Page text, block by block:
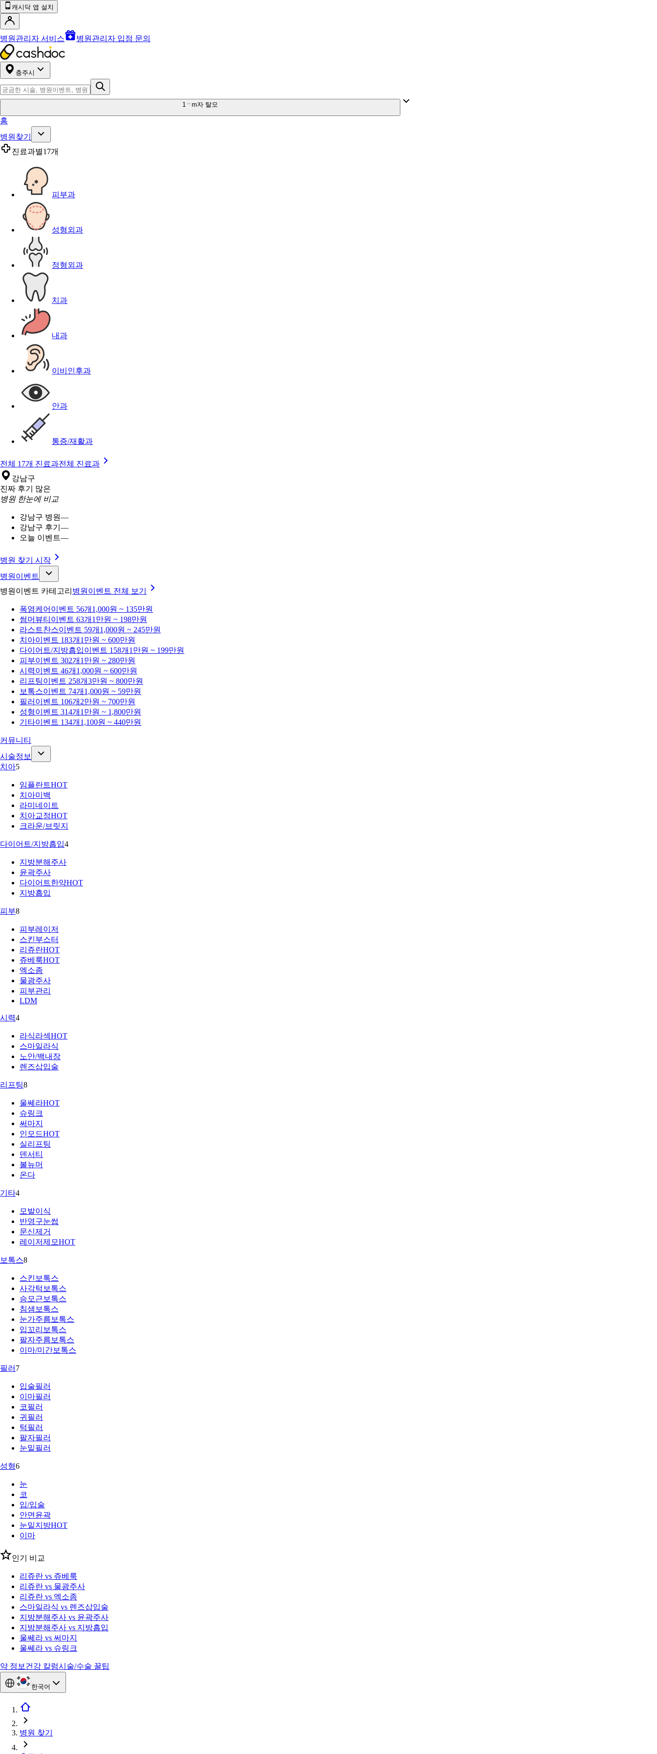
캐시닥 앱 설치
병원관리자 서비스 병원관리자 입점 문의
충주시
1 m자 탈모
홈
병원찾기
진료과별17개
피부과
성형외과
정형외과
치과
내과
이비인후과
안과
통증/재활과
전체 17개 진료과전체 진료과
강남구
진짜 후기 많은
병원 한눈에 비교
강남구 병원—
강남구 후기 —
오늘 이벤트—
병원 찾기 시작
병원이벤트
병원이벤트 카테고리 병원이벤트 전체 보기
폭염케어 이벤트 56개 1,000원 ~ 135만원
썸머뷰티 이벤트 63개 1만원 ~ 198만원
라스트찬스이벤트 59개 1,000원 ~ 245만원
치아이벤트 183개 1만원 ~ 600만원
다이어트/지방흡입이벤트 158개 1만원 ~ 199만원
피부이벤트 302개 1만원 ~ 280만원
시력이벤트 46개 1,000원 ~ 600만원
리프팅이벤트 258개3만원 ~ 800만원
보톡스이벤트 74개 1,000원 ~ 59만원
필러 이벤트 106개 2만원 ~ 700만원
성형이벤트 314개 1만원 ~ 1,800만원
기타이벤트 134개 1,100원 ~ 440만원
커뮤니티
시술정보
치아5
임플란트HOT
치아미백
라미네이트
치아교정HOT
크라운/브릿지
다이어트/지방흡입4
지방분해주사
윤곽주사
다이어트한약HOT
지방흡입
피부8
피부레이저
스킨부스터
리쥬란HOT
쥬베룩HOT
엑소좀
물광주사
피부관리
LDM
시력4
라식라섹HOT
스마일라식
노안/백내장
렌즈삽입술
리프팅8
울쎄라HOT
슈링크
써마지
인모드HOT
실리프팅
덴서티
볼뉴머
온다
기타4
모발이식
반영구눈썹
문신제거
레이저제모HOT
보톡스8
스킨보톡스
사각턱보톡스
승모근보톡스
침샘보톡스
눈가주름보톡스
입꼬리보톡스
팔자주름보톡스
이마/미간보톡스
필러 7
입술필러
이마필러
코필러
귀필러
턱필러
팔자필러
눈밑필러
성형6
눈
코
입/입술
안면윤곽
눈밑지방HOT
이마
인기 비교
리쥬란 vs 쥬베룩
리쥬란 vs 물광주사
리쥬란 vs 엑소좀
스마일라식 vs 렌즈삽입술
지방분해주사 vs 윤곽주사
지방분해주사 vs 지방흡입
울쎄라 vs 써마지
울쎄라 vs 슈링크
약 정보 건강 칼럼시술/수술 꿀팁
한국어
병원 찾기